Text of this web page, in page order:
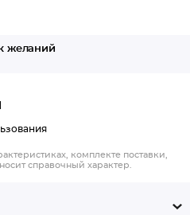
желаний
комплекте поставки,
справочный характер.